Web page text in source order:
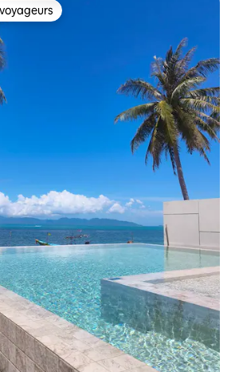
les plus appréciés